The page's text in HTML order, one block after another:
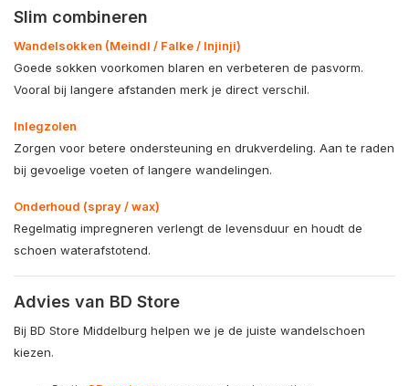
Slim combineren
Wandelsokken (Meindl / Falke / Injinji)
Goede sokken voorkomen blaren en verbeteren de pasvorm.
Vooral bij langere afstanden merk je direct verschil.
Inlegzolen
Zorgen voor betere ondersteuning en drukverdeling. Aan te raden
bij gevoelige voeten of langere wandelingen.
Onderhoud (spray / wax)
Regelmatig impregneren verlengt de levensduur en houdt de
schoen waterafstotend.
Advies van BD Store
Bij BD Store Middelburg helpen we je de juiste wandelschoen
kiezen.